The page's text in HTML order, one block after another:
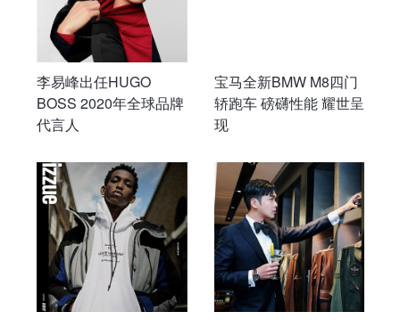
李易峰出任HUGO
BOSS 2020年全球品牌
代言人
宝马全新BMW M8四门
轿跑车 磅礴性能 耀世呈
现